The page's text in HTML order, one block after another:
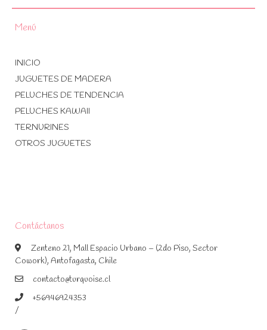
Menú
INICIO
JUGUETES DE MADERA
PELUCHES DE TENDENCIA
PELUCHES KAWAII
TERNURINES
OTROS JUGUETES
Contáctanos
Zenteno 21, Mall Espacio Urbano – (2do Piso, Sector
Cowork), Antofagasta, Chile
contacto@turquoise.cl
+56946924353
/